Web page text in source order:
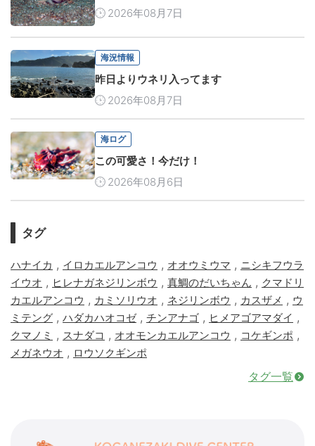
2026年08月7日
海況情報
昨日よりウネリ入ってます
2026年08月7日
海ログ
この可愛さ！今だけ！
2026年08月6日
タグ
ハナイカ , イロカエルアンコウ , オオウミウマ , ニシキフウラ
イウオ , ヒレナガネジリンボウ , 真鯛のだいちゃん , クマドリ
カエルアンコウ , カミソリウオ , ネジリンボウ , カスザメ , ウ
ミテング , ハダカハオコゼ, チンアナゴ , ヒメアゴアマダイ ,
クマノミ , スナダコ , オオモンカエルアンコウ , コケギンポ ,
メガネウオ , ロウソクギンポ
タグ一覧